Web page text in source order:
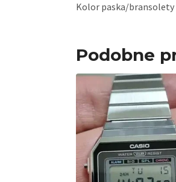
Kolor paska/bransolety
Podobne